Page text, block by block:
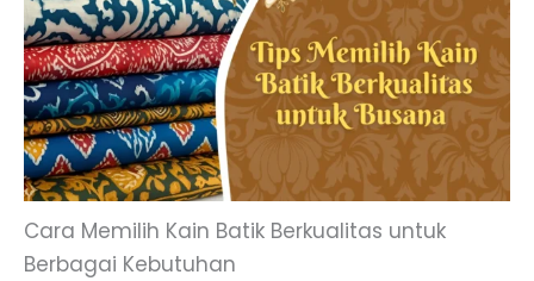
Cara Memilih Kain Batik Berkualitas untuk
Berbagai Kebutuhan